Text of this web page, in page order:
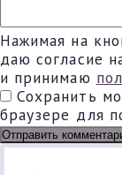
Нажимая на
даю согласие
и принимаю
Сохранить
браузере для